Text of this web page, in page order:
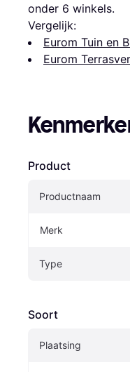
onder 6 winkels.
Vergelijk:
Eurom Tuin en
Eurom
Product
Productnaam
Merk
Type
Soort
Plaatsing